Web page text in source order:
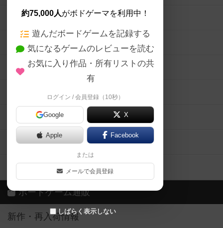
約75,000人がボドゲーマを利用中！
遊んだボードゲームを記録する
気になるゲームのレビューを読む
お気に入り作品・所有リストの共
有
ログイン / 会員登録（10秒）
Google X
Apple Facebook
または
メールで会員登録
しばらく表示しない
ボードゲームの新着レビュー
ボードゲーム会情報
メカニクス特集
掲示板・トピックス
ボドとも・会員一覧
ボードゲーム業界コラム
ボドゲーマご利用案内
ボードゲーム通販
新作・再入荷情報